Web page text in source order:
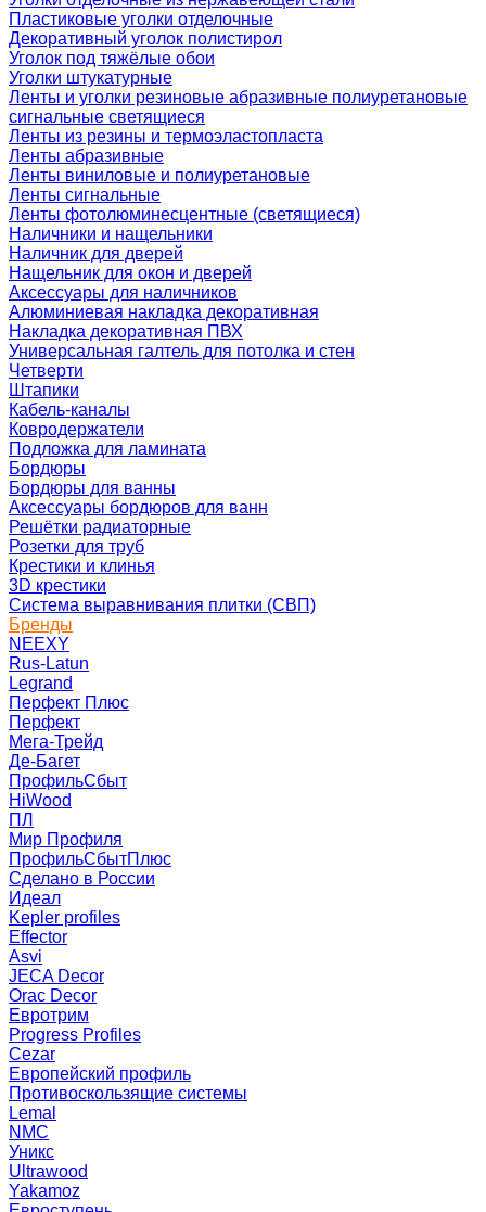
Пластиковые уголки отделочные
Декоративный уголок полистирол
Уголок под тяжёлые обои
Уголки штукатурные
Ленты и уголки резиновые абразивные полиуретановые
сигнальные светящиеся
Ленты из резины и термоэластопласта
Ленты абразивные
Ленты виниловые и полиуретановые
Ленты сигнальные
Ленты фотолюминесцентные (светящиеся)
Наличники и нащельники
Наличник для дверей
Нащельник для окон и дверей
Аксессуары для наличников
Алюминиевая накладка декоративная
Накладка декоративная ПВХ
Универсальная галтель для потолка и стен
Четверти
Штапики
Кабель-каналы
Ковродержатели
Подложка для ламината
Бордюры
Бордюры для ванны
Аксессуары бордюров для ванн
Решётки радиаторные
Розетки для труб
Крестики и клинья
3D крестики
Система выравнивания плитки (СВП)
Бренды
NEEXY
Rus-Latun
Legrand
Перфект Плюс
Перфект
Мега-Трейд
Де-Багет
ПрофильСбыт
HiWood
ПЛ
Мир Профиля
ПрофильСбытПлюс
Сделано в России
Идеал
Kepler profiles
Effector
Asvi
JECA Decor
Orac Decor
Евротрим
Progress Profiles
Cezar
Европейский профиль
Противоскользящие системы
Lemal
NMC
Уникс
Ultrawood
Yakamoz